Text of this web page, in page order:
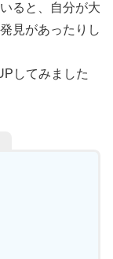
ると、自分が大
見があったりし
してみました